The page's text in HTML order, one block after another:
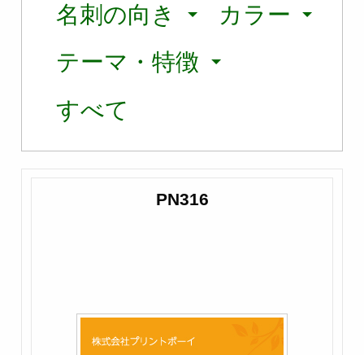
名刺の向き
カラー
テーマ・特徴
すべて
PN316